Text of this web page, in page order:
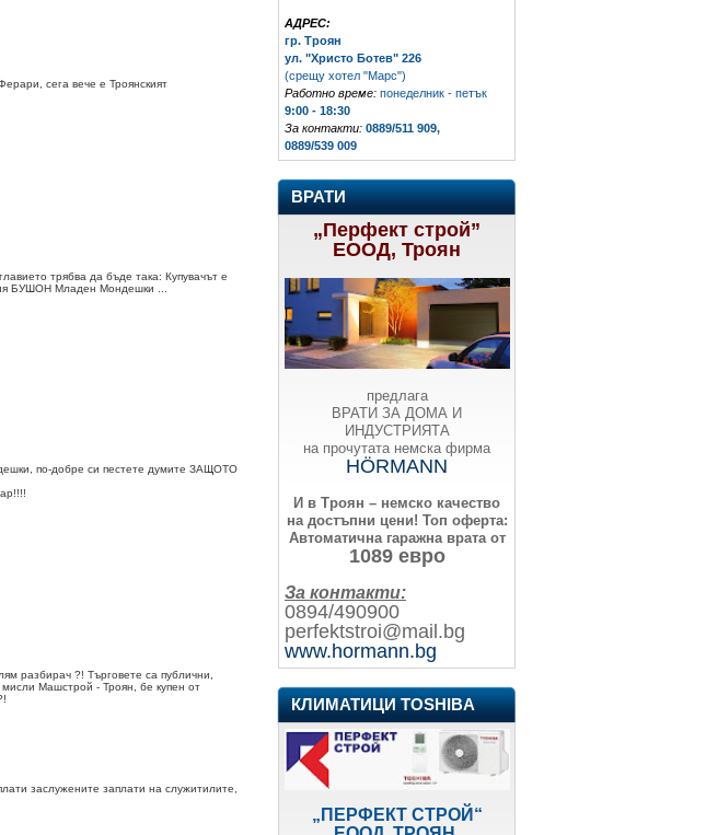
сега вече е Троянският
трябва да бъде така: Купувачът е
БУШОН Младен Мондешки ...
по-добре си пестете думите ЗАЩОТО
разбирач ?! Търговете са публични,
мисли Машстрой - Троян, бе купен от
заслужените заплати на служитилите,
АДРЕС:
гр. Троян
ул. "Христо Ботев" 226
(срещу хотел "Марс")
Работно време: понеделник - петък
9:00 - 18:30
За контакти: 0889/511 909,
0889/539 009
ВРАТИ
„Перфект строй”
ЕООД, Троян
предлага
ВРАТИ ЗА ДОМА И
ИНДУСТРИЯТА
на прочутата немска фирма
HÖRMANN
И в Троян – немско качество
на достъпни цени! Топ оферта:
Автоматична гаражна врата от
1089 евро
За контакти:
0894/490900
perfektstroi@mail.bg
www.hormann.bg
КЛИМАТИЦИ TOSHIBA
„ПЕРФЕКТ СТРОЙ“